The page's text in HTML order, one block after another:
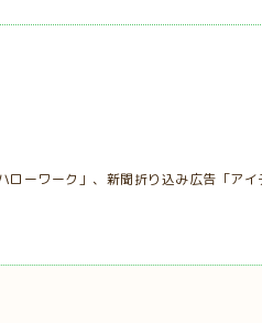
ーワーク」、新聞折り込み広告「ア